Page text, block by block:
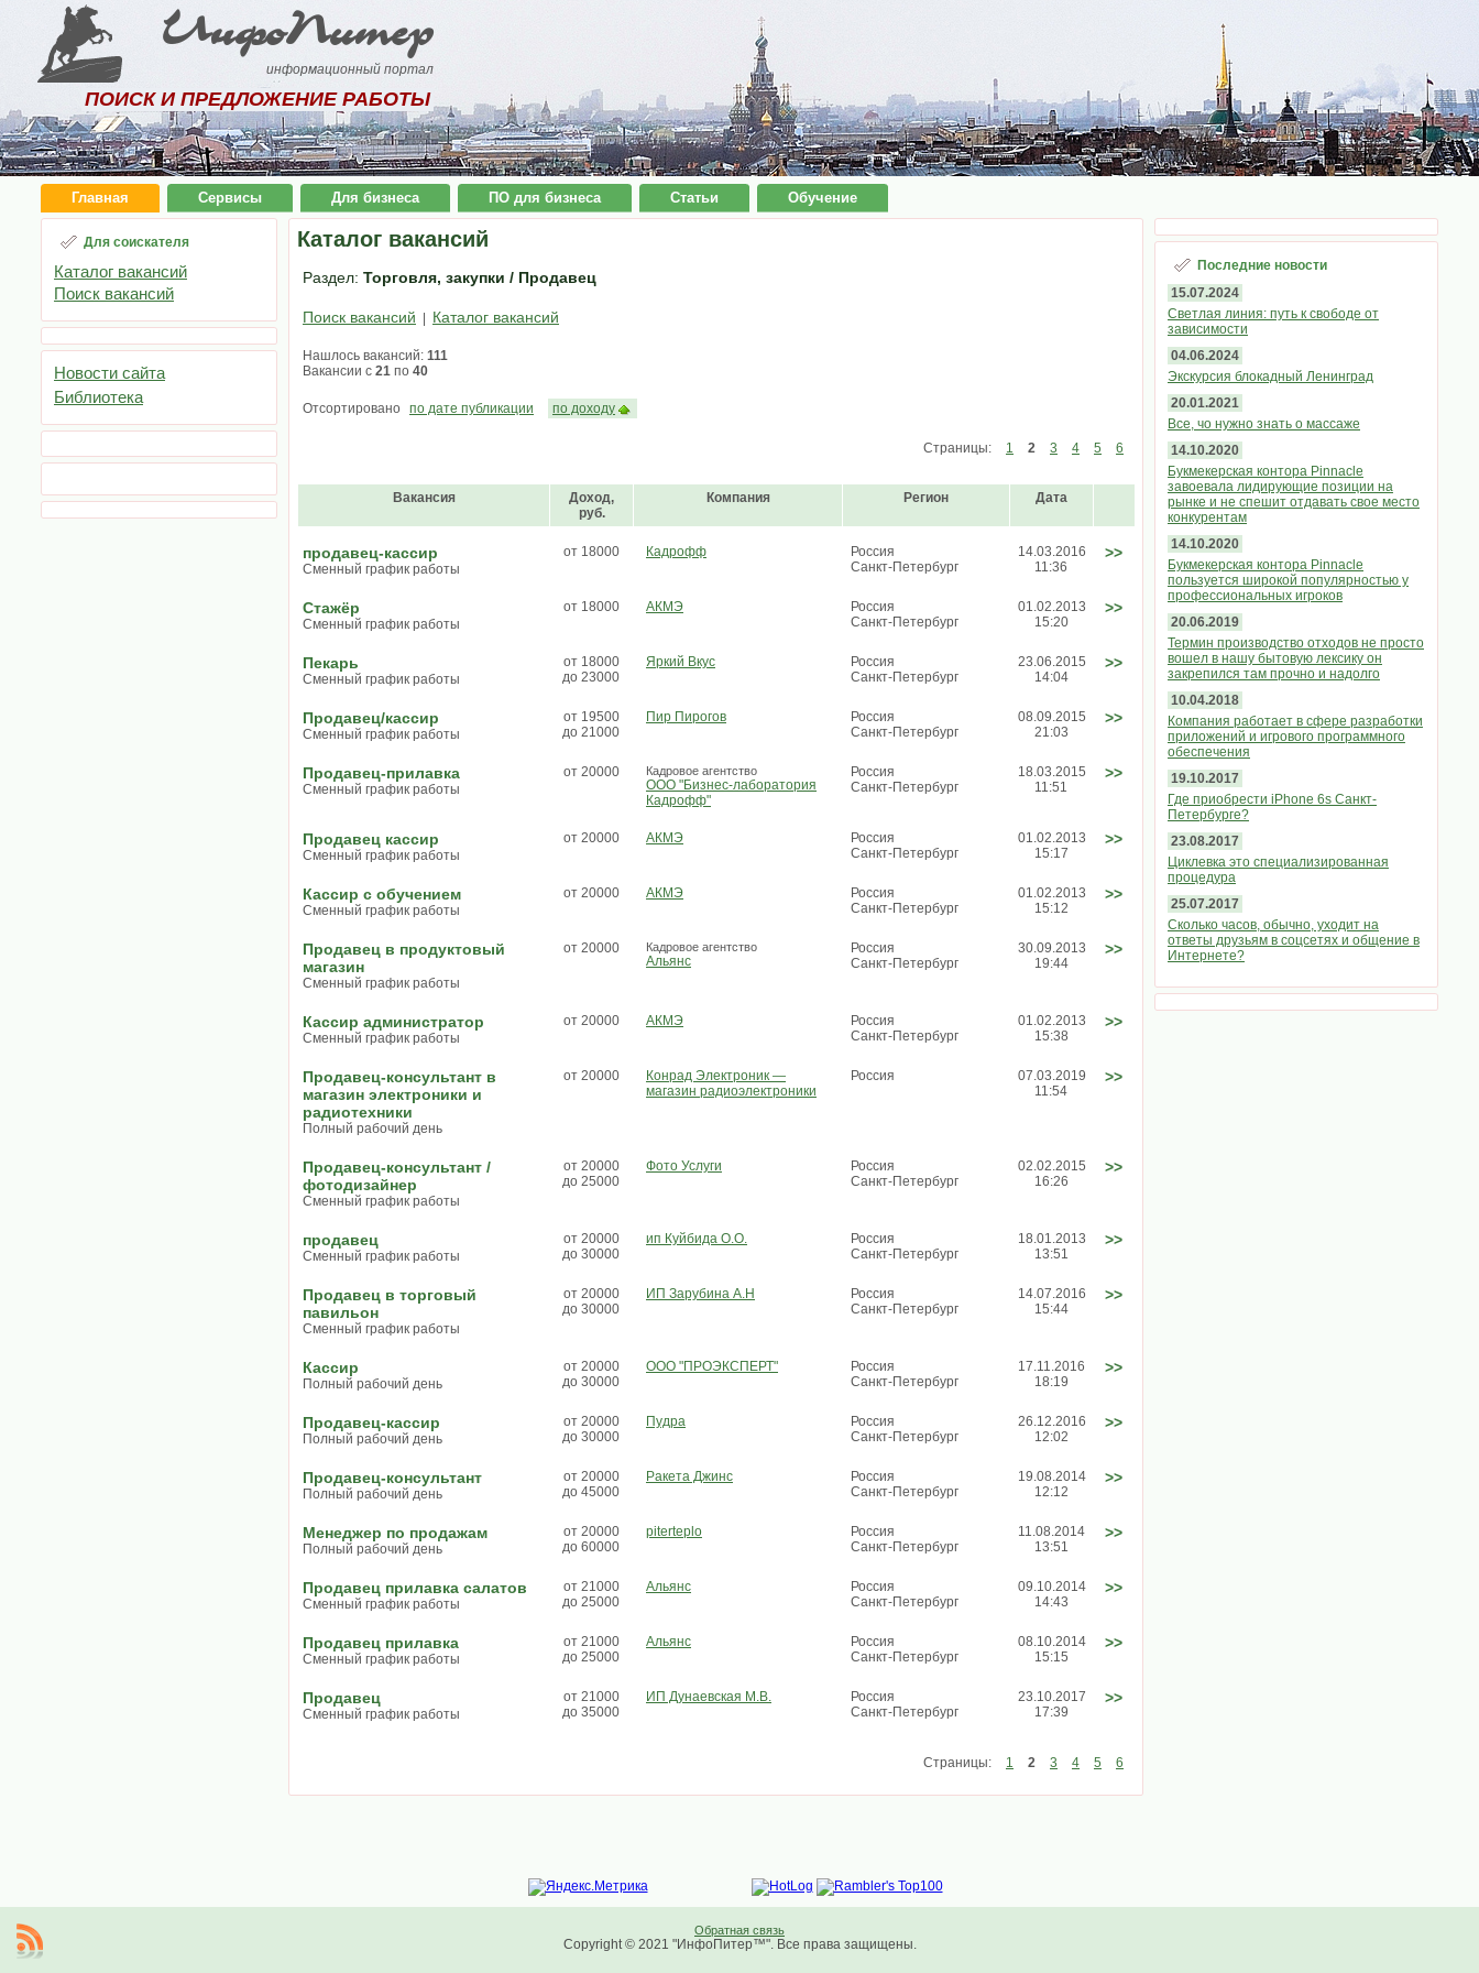
ИнфоПитер
информационный портал
ПОИСК И ПРЕДЛОЖЕНИЕ РАБОТЫ
Главная Сервисы Для бизнеса ПО для бизнеса Статьи Обучение
Для соискателя
Каталог вакансий
Поиск вакансий
Новости сайта
Библиотека
Каталог вакансий
Раздел: Торговля, закупки / Продавец
Поиск вакансий Каталог вакансий
Нашлось вакансий: 111
Вакансии с 21 по 40
Отсортировано по дате публикации по доходу
Страницы: 1 2 3 4 5 6
Вакансия
Доход,
руб.
Компания Регион Дата
продавец-кассир
Сменный график работы
от 18000 Кадрофф
Россия
Санкт-Петербург
14.03.2016
11:36
>>
Стажёр
Сменный график работы
от 18000 АКМЭ
Россия
Санкт-Петербург
01.02.2013
15:20
>>
Пекарь
Сменный график работы
от 18000
до 23000
Яркий Вкус
Россия
Санкт-Петербург
23.06.2015
14:04
>>
Продавец/кассир
Сменный график работы
от 19500
до 21000
Пир Пирогов
Россия
Санкт-Петербург
08.09.2015
21:03
>>
Продавец-прилавка
Сменный график работы
от 20000 Кадровое агентство
ООО "Бизнес-лаборатория
Кадрофф"
Россия
Санкт-Петербург
18.03.2015
11:51
>>
Продавец кассир
Сменный график работы
от 20000 АКМЭ
Россия
Санкт-Петербург
01.02.2013
15:17
>>
Кассир с обучением
Сменный график работы
от 20000 АКМЭ
Россия
Санкт-Петербург
01.02.2013
15:12
>>
Продавец в продуктовый
магазин
Сменный график работы
от 20000 Кадровое агентство
Альянс
Россия
Санкт-Петербург
30.09.2013
19:44
>>
Кассир администратор
Сменный график работы
от 20000 АКМЭ
Россия
Санкт-Петербург
01.02.2013
15:38
>>
Продавец-консультант в
магазин электроники и
радиотехники
Полный рабочий день
от 20000
Конрад Электроник —
магазин радиоэлектроники
Россия
07.03.2019
11:54
>>
Продавец-консультант /
фотодизайнер
Сменный график работы
от 20000
до 25000
Фото Услуги
Россия
Санкт-Петербург
02.02.2015
16:26
>>
продавец
Сменный график работы
от 20000
до 30000
ип Куйбида О.О.
Россия
Санкт-Петербург
18.01.2013
13:51
>>
Продавец в торговый
павильон
Сменный график работы
от 20000
до 30000
ИП Зарубина А.Н
Россия
Санкт-Петербург
14.07.2016
15:44
>>
Кассир
Полный рабочий день
от 20000
до 30000
ООО "ПРОЭКСПЕРТ"
Россия
Санкт-Петербург
17.11.2016
18:19
>>
Продавец-кассир
Полный рабочий день
от 20000
до 30000
Пудра
Россия
Санкт-Петербург
26.12.2016
12:02
>>
Продавец-консультант
Полный рабочий день
от 20000
до 45000
Ракета Джинс
Россия
Санкт-Петербург
19.08.2014
12:12
>>
Менеджер по продажам
Полный рабочий день
от 20000
до 60000
piterteplo
Россия
Санкт-Петербург
11.08.2014
13:51
>>
Продавец прилавка салатов
Сменный график работы
от 21000
до 25000
Альянс
Россия
Санкт-Петербург
09.10.2014
14:43
>>
Продавец прилавка
Сменный график работы
от 21000
до 25000
Альянс
Россия
Санкт-Петербург
08.10.2014
15:15
>>
Продавец
Сменный график работы
от 21000
до 35000
ИП Дунаевская М.В.
Россия
Санкт-Петербург
23.10.2017
17:39
>>
Страницы: 1 2 3 4 5 6
Последние новости
15.07.2024
Светлая линия: путь к свободе от
зависимости
04.06.2024
Экскурсия блокадный Ленинград
20.01.2021
Все, чо нужно знать о массаже
14.10.2020
Букмекерская контора Pinnacle
завоевала лидирующие позиции на
рынке и не спешит отдавать свое место
конкурентам
14.10.2020
Букмекерская контора Pinnacle
пользуется широкой популярностью у
профессиональных игроков
20.06.2019
Термин производство отходов не просто
вошел в нашу бытовую лексику он
закрепился там прочно и надолго
10.04.2018
Компания работает в сфере разработки
приложений и игрового программного
обеспечения
19.10.2017
Где приобрести iPhone 6s Санкт-
Петербурге?
23.08.2017
Циклевка это специализированная
процедура
25.07.2017
Сколько часов, обычно, уходит на
ответы друзьям в соцсетях и общение в
Интернете?
Обратная связь
Copyright © 2021 "ИнфоПитер™". Все права защищены.